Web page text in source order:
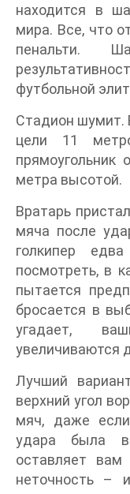
находится в
мира. Все, что
пенальти.
футбольной
Стадион шумит.
цели 11
метра высотой.
Вратарь
мяча после
голкипер
посмотреть, в
пытается
бросается в
угадает,
увеличиваются
Лучший
верхний угол
мяч, даже
удара была
оставляет
неточность –